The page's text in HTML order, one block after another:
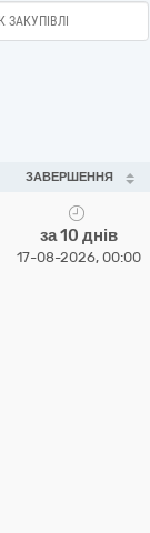
ЗАВЕРШЕННЯ
за 10 днів
17-08-2026, 00:00